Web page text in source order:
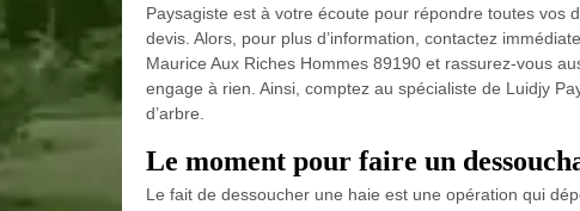
Paysagiste est à votre écoute pour répondre toutes vos
devis. Alors, pour plus d’information, contactez
Maurice Aux Riches Hommes 89190 et rassurez-vous
engage à rien. Ainsi, comptez au spécialiste de Luidjy
d’arbre.
Le moment pour faire un
Le fait de dessoucher une haie est une opération qui